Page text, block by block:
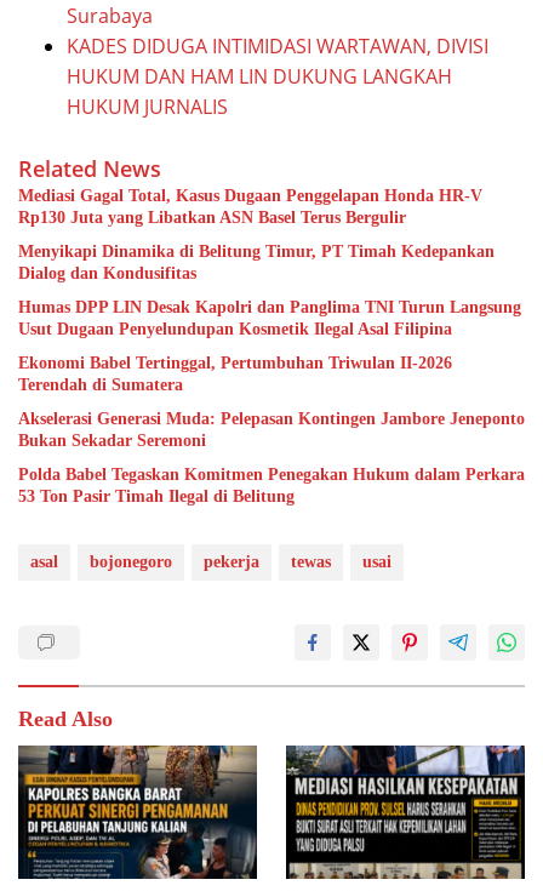
Surabaya
KADES DIDUGA INTIMIDASI WARTAWAN, DIVISI
HUKUM DAN HAM LIN DUKUNG LANGKAH
HUKUM JURNALIS
Related News
Mediasi Gagal Total, Kasus Dugaan Penggelapan Honda HR-V
Rp130 Juta yang Libatkan ASN Basel Terus Bergulir
Menyikapi Dinamika di Belitung Timur, PT Timah Kedepankan
Dialog dan Kondusifitas
Humas DPP LIN Desak Kapolri dan Panglima TNI Turun Langsung
Usut Dugaan Penyelundupan Kosmetik Ilegal Asal Filipina
Ekonomi Babel Tertinggal, Pertumbuhan Triwulan II-2026
Terendah di Sumatera
Akselerasi Generasi Muda: Pelepasan Kontingen Jambore Jeneponto
Bukan Sekadar Seremoni
Polda Babel Tegaskan Komitmen Penegakan Hukum dalam Perkara
53 Ton Pasir Timah Ilegal di Belitung
asal bojonegoro pekerja tewas usai
Read Also